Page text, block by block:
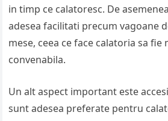
in timp ce calatoresc. De
adesea facilitati precum vagoane
mese, ceea ce face calatoria sa fie
convenabila.
Un alt aspect important este
sunt adesea preferate pentru